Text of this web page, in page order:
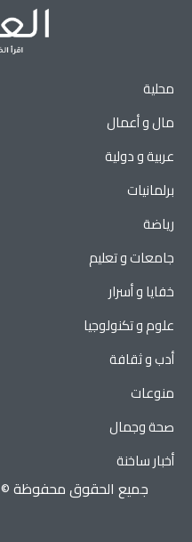
محلية
مال و أعمال
عربية و دولية
برلمانيات
رياضة
جامعات و تعليم
خفايا و أسرار
علوم و تكنولوجيا
أدب و ثقافة
منوعات
صحة وجمال
أخبار ساخنة
جميع الحقوق محفوظة © 2026 موقع العراب الإخباري